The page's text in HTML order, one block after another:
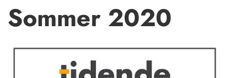
Sommer 2020